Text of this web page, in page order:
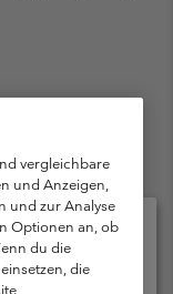
Garantie
vergleichbare
und Anzeigen,
und zur Analyse
Optionen an, ob
du die
die
Ihre Sprache